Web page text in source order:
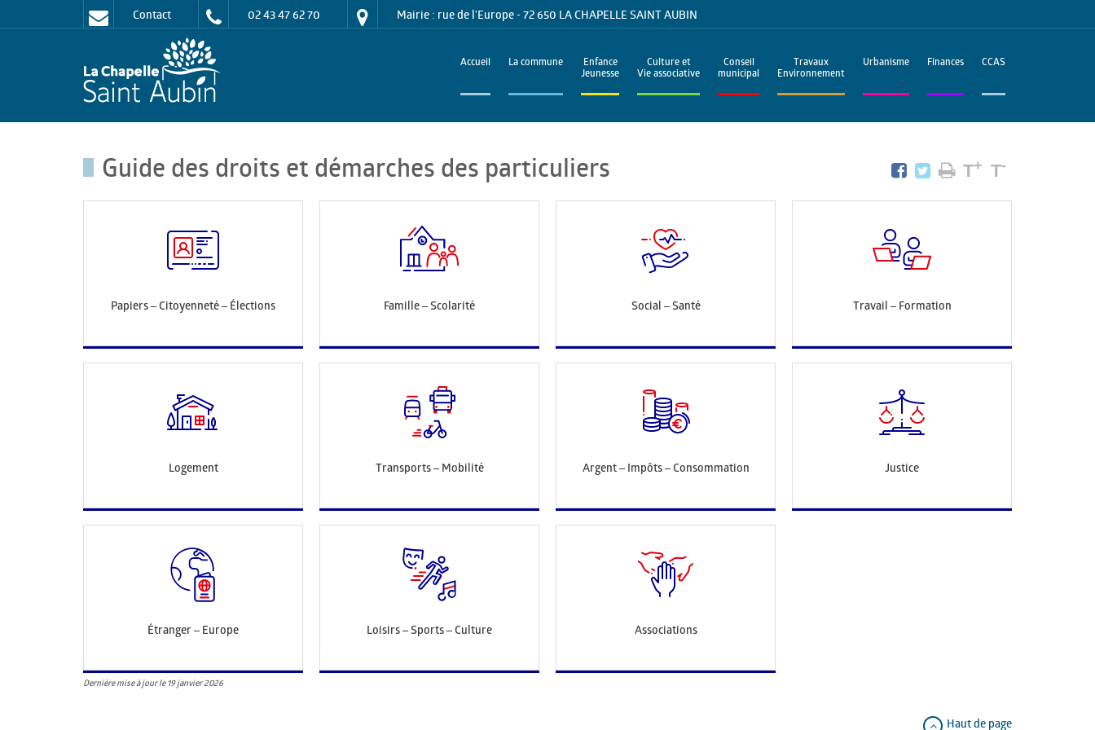
Contact 02 43 47 62 70 Mairie : rue de l'Europe - 72 650 LA CHAPELLE SAINT AUBIN
Accueil La commune
Enfance
Jeunesse
Culture et
Vie associative
Conseil
municipal
Travaux
Environnement
Urbanisme Finances CCAS
Guide des droits et démarches des particuliers T+ T-
Papiers – Citoyenneté – Élections Famille – Scolarité Social – Santé Travail – Formation
Logement Transports – Mobilité Argent – Impôts – Consommation Justice
Étranger – Europe Loisirs – Sports – Culture Associations
Dernière mise à jour le 19 janvier 2026
Haut de page